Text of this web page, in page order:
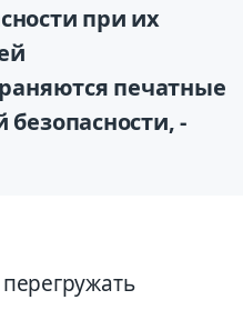
при их
печатные
-